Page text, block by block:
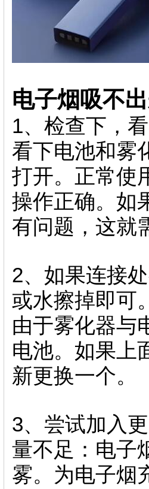
电子烟吸不
1、检查下，
看下电池和雾
打开。正常使
操作正确。如
有问题，这就
2、如果连接
或水擦掉即可
由于雾化器与
电池。如果上
新更换一个。
3、尝试加入
量不足：电子
雾。为电子烟